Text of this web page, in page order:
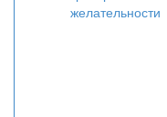
желательности